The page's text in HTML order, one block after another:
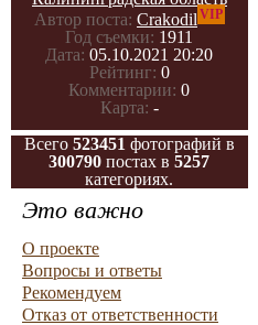
Автор поста: Crakodil VIP
Год съемки: 1911
Дата: 05.10.2021 20:20
Рейтинг: 0
Комментарии: 0
Карта: -
Всего 523451 фотографий в
300790 постах в5257
категориях.
Это важно
О проекте
Вопросы и ответы
Рекомендуем
Отказ от ответственности